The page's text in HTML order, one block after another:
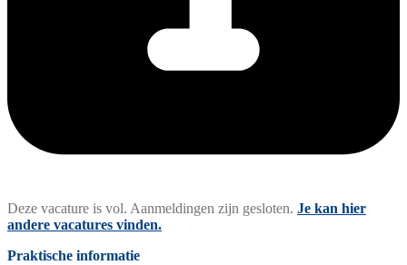
Deze vacature is vol. Aanmeldingen zijn gesloten. Je kan hier
andere vacatures vinden.
Praktische informatie